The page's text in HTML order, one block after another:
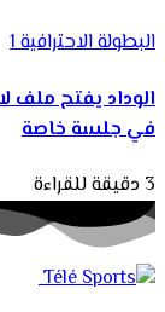
البطولة الاحترافية 1
الوداد يفتح ملف
في جلسة خاصة
3 دقيقة للقراءة